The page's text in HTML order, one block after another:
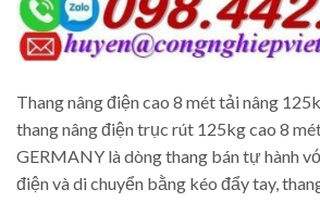
Thang nâng điện cao 8 mét tải nâng
thang nâng điện trục rút 125kg cao 8
GERMANY là dòng thang bán tự hành
điện và di chuyển bằng kéo đẩy tay,